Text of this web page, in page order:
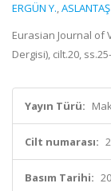
ERGÜN Y.,
Eurasian Journal of
Dergisi), cilt.20,
Yayın Türü:
Cilt numarası:
Basım Tarihi: